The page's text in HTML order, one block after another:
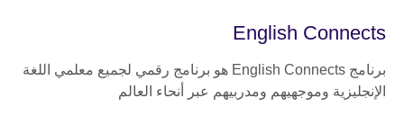
English Connects
برنامج English Connects هو برنامج رقمي لجميع معلمي اللغة
الإنجليزية وموجهيهم ومدربيهم عبر أنحاء العالم